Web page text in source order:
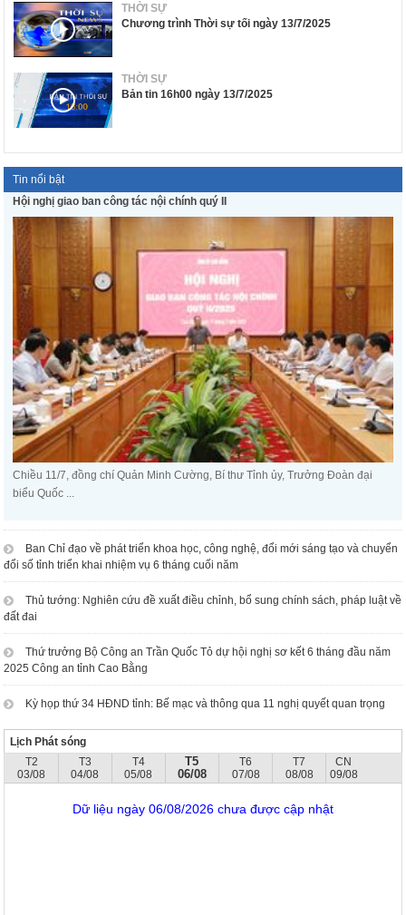
THỜI SỰ
Chương trình Thời sự tối ngày 13/7/2025
THỜI SỰ
Bản tin 16h00 ngày 13/7/2025
Tin nổi bật
Hội nghị giao ban công tác nội chính quý II
Chiều 11/7, đồng chí Quản Minh Cường, Bí thư Tỉnh ủy, Trưởng Đoàn đại
biểu Quốc ...
Ban Chỉ đạo về phát triển khoa học, công nghệ, đổi mới sáng tạo và chuyển
đổi số tỉnh triển khai nhiệm vụ 6 tháng cuối năm
Thủ tướng: Nghiên cứu đề xuất điều chỉnh, bổ sung chính sách, pháp luật về
đất đai
Thứ trưởng Bộ Công an Trần Quốc Tỏ dự hội nghị sơ kết 6 tháng đầu năm
2025 Công an tỉnh Cao Bằng
Kỳ họp thứ 34 HĐND tỉnh: Bế mạc và thông qua 11 nghị quyết quan trọng
Lịch Phát sóng
T2
03/08
T3
04/08
T4
05/08
T5
06/08
T6
07/08
T7
08/08
CN
09/08
Dữ liệu ngày 06/08/2026 chưa được cập nhật